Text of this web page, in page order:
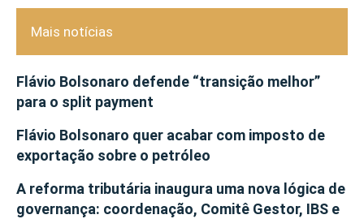
Mais notícias
Flávio Bolsonaro defende “transição melhor”
para o split payment
Flávio Bolsonaro quer acabar com imposto de
exportação sobre o petróleo
A reforma tributária inaugura uma nova lógica de
governança: coordenação, Comitê Gestor, IBS e